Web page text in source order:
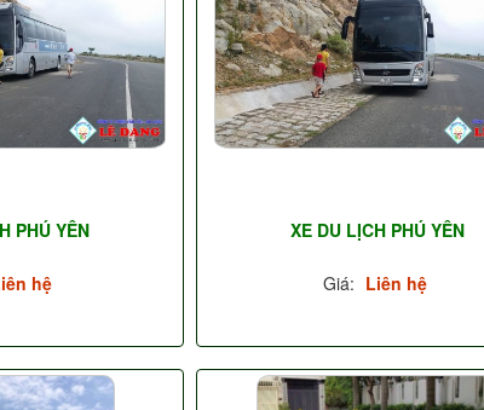
PHÚ YÊN
hệ
XE DU LỊCH PHÚ YÊN
Giá: Liên hệ